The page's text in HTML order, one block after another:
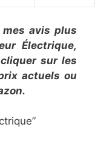
avis plus
Électrique,
sur les
actuels ou